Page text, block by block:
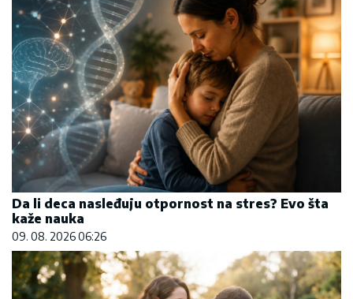
Da li deca nasleđuju otpornost na stres? Evo šta
kaže nauka
09. 08. 2026 06:26